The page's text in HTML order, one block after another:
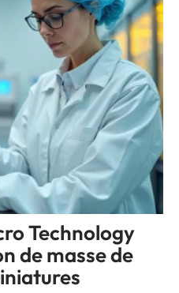
Technology
de masse de